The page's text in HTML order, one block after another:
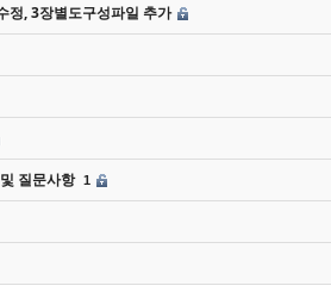
정, 3장별도구성파일 추가
질문사항 1